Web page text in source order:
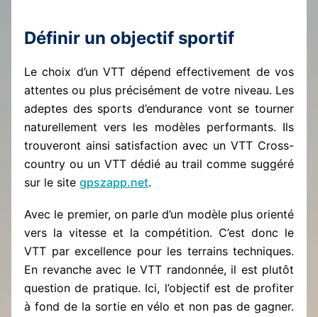
Définir un objectif sportif
Le choix d’un VTT dépend effectivement de vos
attentes ou plus précisément de votre niveau. Les
adeptes des sports d’endurance vont se tourner
naturellement vers les modèles performants. Ils
trouveront ainsi satisfaction avec un VTT Cross-
country ou un VTT dédié au trail comme suggéré
sur le site gpszapp.net.
Avec le premier, on parle d’un modèle plus orienté
vers la vitesse et la compétition. C’est donc le
VTT par excellence pour les terrains techniques.
En revanche avec le VTT randonnée, il est plutôt
question de pratique. Ici, l’objectif est de profiter
à fond de la sortie en vélo et non pas de gagner.